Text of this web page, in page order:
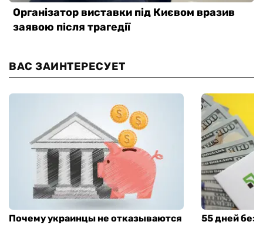
ВАС ЗАИНТЕРЕСУЕТ
Почему украинцы не отказываются
55 дней без